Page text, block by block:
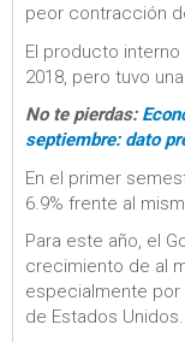
peor contracción
El producto
2018, pero tuvo
No te pierdas:
septiembre: dato
En el primer
6.9% frente al
Para este año, el
crecimiento de al
especialmente
de Estados Unidos.